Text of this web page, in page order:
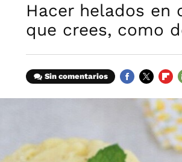
Hacer helados en
que crees, como
Sin comentarios